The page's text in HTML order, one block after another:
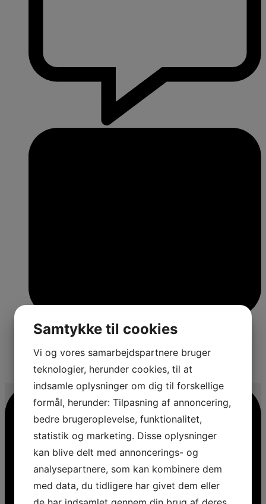
Samtykke til cookies
Vi og vores samarbejdspartnere bruger
teknologier, herunder cookies, til at
indsamle oplysninger om dig til forskellige
formål, herunder: Tilpasning af annoncering,
bedre brugeroplevelse, funktionalitet,
statistik og marketing. Disse oplysninger
kan blive delt med annoncerings- og
analysepartnere, som kan kombinere dem
med data, du tidligere har givet dem eller